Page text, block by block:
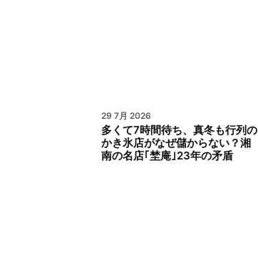
29 7月 2026
多くて7時間待ち、真冬も行列の
かき氷店がなぜ儲からない？湘
南の名店｢埜庵｣23年の矛盾